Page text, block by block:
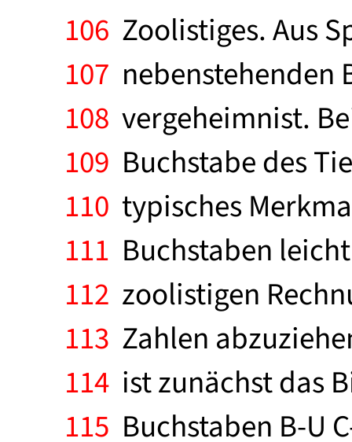
106 Zoolistiges. Aus
107 nebenstehenden
108 vergeheimnist.
109 Buchstabe des
110 typisches
111 Buchstaben
112 zoolistigen
113 Zahlen
114 ist zunächst das
115 Buchstaben B-U